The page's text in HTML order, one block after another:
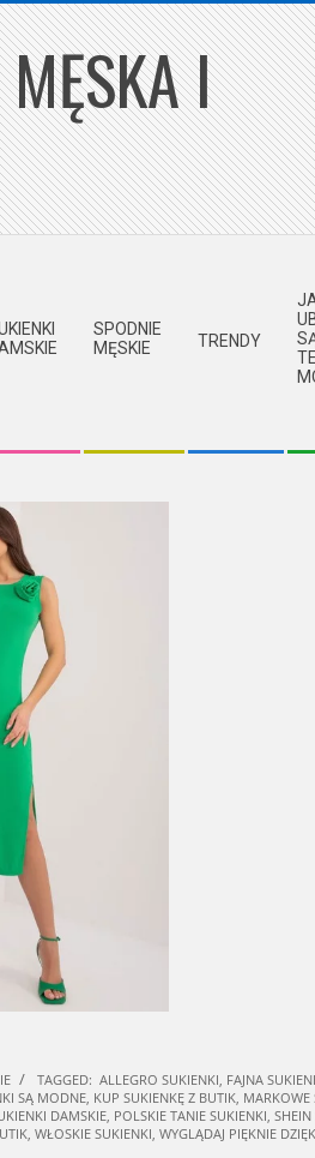
I
SPODNIE
MĘSKIE
TRENDY
TAGGED: ALLEGRO SUKIENKI FAJNA
SĄ MODNE KUP SUKIENKĘ Z BUTIK MARKOWE
DAMSKIE POLSKIE TANIE SUKIENKI
WŁOSKIE SUKIENKI WYGLĄDAJ PIĘKNIE